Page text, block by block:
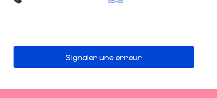
Signaler une erreur